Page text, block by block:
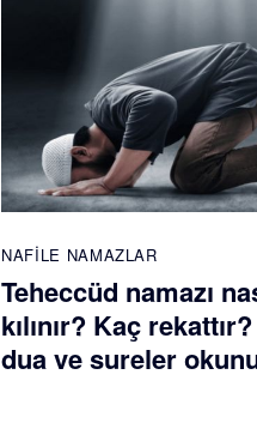
NAFILE NAMAZLAR
Teheccüd namazı
kılınır? Kaç
dua ve sureler